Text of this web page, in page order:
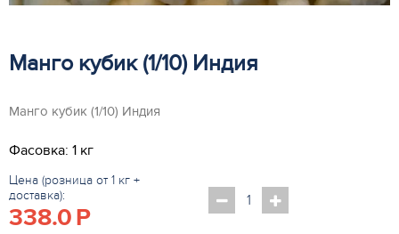
Манго кубик (1/10) Индия
Манго кубик (1/10) Индия
Фасовка: 1 кг
Цена (розница от 1 кг +
доставка):
338.0P